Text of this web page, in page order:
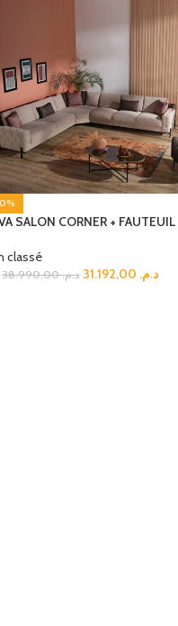
SALON CORNER + FAUTEUIL
classé
د.م.38.990,00 د.م.